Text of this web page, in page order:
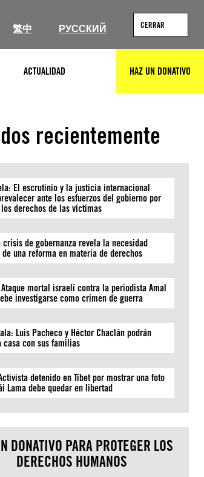
繁中 РУССКИЙ CERRAR
ACTUALIDAD HAZ UN DONATIVO
recientemente
El escrutinio y la justicia internacional
ante los esfuerzos del gobierno por
derechos de las víctimas
crisis de gobernanza revela la necesidad
de una reforma en materia de derechos
mortal israelí contra la periodista Amal
investigarse como crimen de guerra
Luis Pacheco y Héctor Chaclán podrán
casa con sus familias
detenido en Tíbet por mostrar una foto
Lama debe quedar en libertad
DONATIVO PARA PROTEGER LOS
DERECHOS HUMANOS